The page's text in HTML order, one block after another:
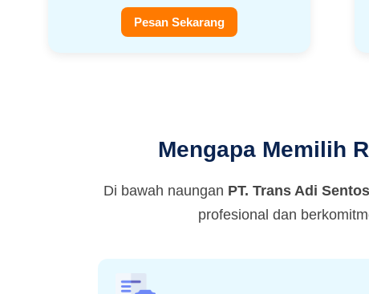
Pesan Sekarang
Mengapa Memilih
Di bawah naungan PT. Trans Adi
profesional dan